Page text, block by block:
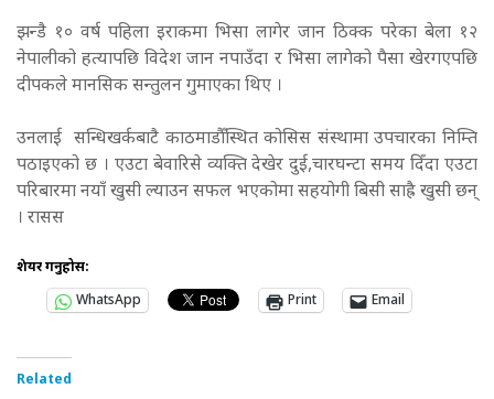
झन्डै १० वर्ष पहिला इराकमा भिसा लागेर जान ठिक्क परेका बेला १२
नेपालीको हत्यापछि विदेश जान नपाउँदा र भिसा लागेको पैसा खेरगएपछि
दीपकले मानसिक सन्तुलन गुमाएका थिए ।
उनलाई सन्धिखर्कबाटै काठमाडौँस्थित कोसिस संस्थामा उपचारका निम्ति
पठाइएको छ । एउटा बेवारिसे व्यक्ति देखेर दुई,चारघन्टा समय दिँदा एउटा
परिबारमा नयाँ खुसी ल्याउन सफल भएकोमा सहयोगी बिसी साह्रै खुसी छन्
। रासस
शेयर गर्नुहोस:
WhatsApp
Print Email
Related